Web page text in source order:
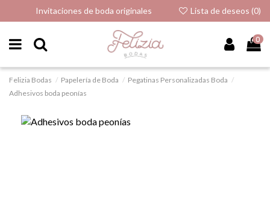
Invitaciones de boda originales Lista de deseos (0)
0
Felizia Bodas Papelería de Boda
Pegatinas Personalizadas Boda
Adhesivos boda peonías